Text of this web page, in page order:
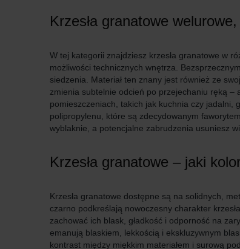
Krzesła granatowe
W tej kategorii znajdziesz krzesła granatowe w
możliwości technicznych wnętrza.
siedzenia. Materiał ten znany jest również ze
zmienia subtelnie odcień po przejechaniu ręką –
pomieszczeniach, takich jak kuchnia czy jadalni,
polipropylenu, które są zdecydowanym
wyblaknie, a potencjalne zabrudzenia usuniesz
Krzesła granatowe – jaki
Krzesła granatowe dostępne są na solidnych,
czarno podkreślają nowoczesny charakter
zachować ich blask, gładkość i odporność na
emanują blaskiem, lekkością i ekskluzywnym
kontrast między miękkim materiałem i surową